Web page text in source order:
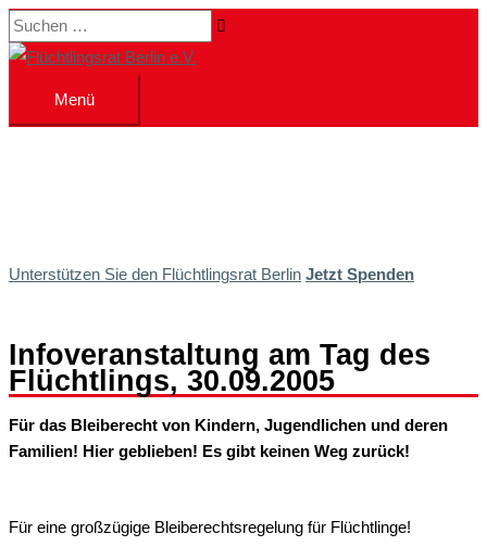
Zum
Inhalt
Suchen …
Menü
Menü
Unterstützen Sie den Flüchtlingsrat Berlin Jetzt Spenden
Infoveranstaltung am Tag des
Flüchtlings, 30.09.2005
Für das Bleiberecht von Kindern, Jugendlichen und deren
Familien! Hier geblieben! Es gibt keinen Weg zurück!
Für eine großzügige Bleiberechtsregelung für Flüchtlinge!